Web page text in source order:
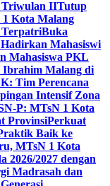
Triwulan IITutup
Kota Malang
Buka
Mahasiswi
Mahasiswa PKL
Malang di
Tim Perencana
Intensif Zona
P: MTsN 1 Kota
ProvinsiPerkuat
Baik ke
MTsN 1 Kota
2026/2027 dengan
Madrasah dan